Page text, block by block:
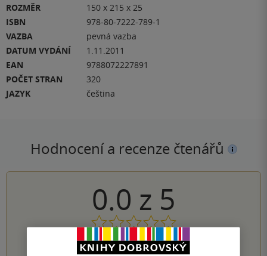
ROZMĚR
150 x 215 x 25
ISBN
978-80-7222-789-1
VAZBA
pevná vazba
DATUM VYDÁNÍ
1.11.2011
EAN
9788072227891
POČET STRAN
320
JAZYK
čeština
Hodnocení a recenze čtenářů
0.0 z 5
0hodnocení čtenářů